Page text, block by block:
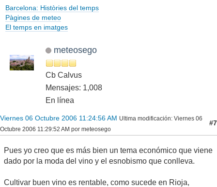
Barcelona: Històries del temps
Pàgines de meteo
El temps en imatges
meteosego
Cb Calvus
Mensajes: 1,008
En línea
Viernes 06 Octubre 2006 11:24:56 AM Ultima modificación: Viernes 06
Octubre 2006 11:29:52 AM por meteosego
#7
Pues yo creo que es más bien un tema económico que viene
dado por la moda del vino y el esnobismo que conlleva.
Cultivar buen vino es rentable, como sucede en Rioja,